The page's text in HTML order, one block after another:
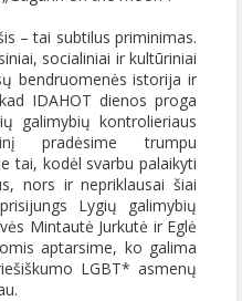
– tai subtilus priminimas.
socialiniai ir kultūriniai
bendruomenės istorija ir
IDAHOT dienos proga
galimybių kontrolieriaus
pradėsime trumpu
tai, kodėl svarbu palaikyti
nors ir nepriklausai šiai
Lygių galimybių
Mintautė Jurkutė ir Eglė
aptarsime, ko galima
LGBT* asmenų